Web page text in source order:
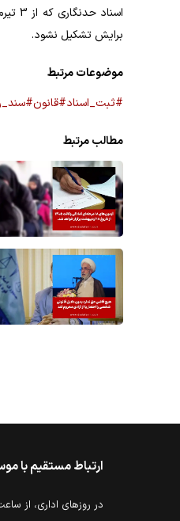
برایش تشکیل نشود.
موضوعات مرتبط
#ثبت_اسناد#قانون
مطالب مرتبط
ارتباط مستقیم با